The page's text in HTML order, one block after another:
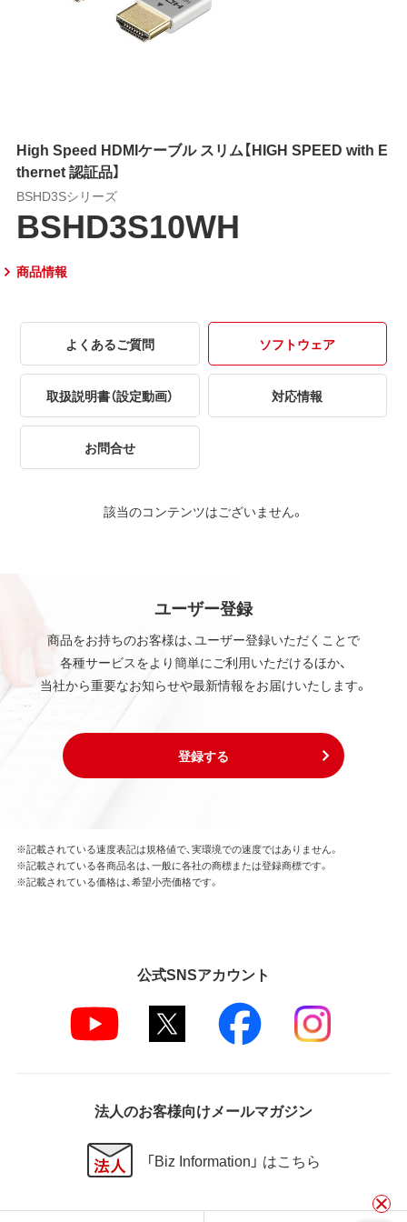
High Speed HDMIケーブル スリム【HIGH SPEED with E
thernet 認証品】
BSHD3Sシリーズ
BSHD3S10WH
商品情報
よくあるご質問 ソフトウェア
取扱説明書（設定動画） 対応情報
お問合せ
該当のコンテンツはございません。
ユーザー登録
商品をお持ちのお客様は、ユーザー登録いただくことで
各種サービスをより簡単にご利用いただけるほか、
当社から重要なお知らせや最新情報をお届けいたします。
登録する
※記載されている速度表記は規格値で、実環境での速度ではありません。
※記載されている各商品名は、一般に各社の商標または登録商標です。
※記載されている価格は、希望小売価格です。
公式SNSアカウント
法人のお客様向けメールマガジン
「Biz Information」 はこちら